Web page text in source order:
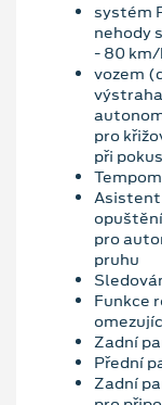
systém
nehody
- 80
vozem
pro
při
Asistent
pro
pruhu
Funkce
Zadní
Přední
Zadní